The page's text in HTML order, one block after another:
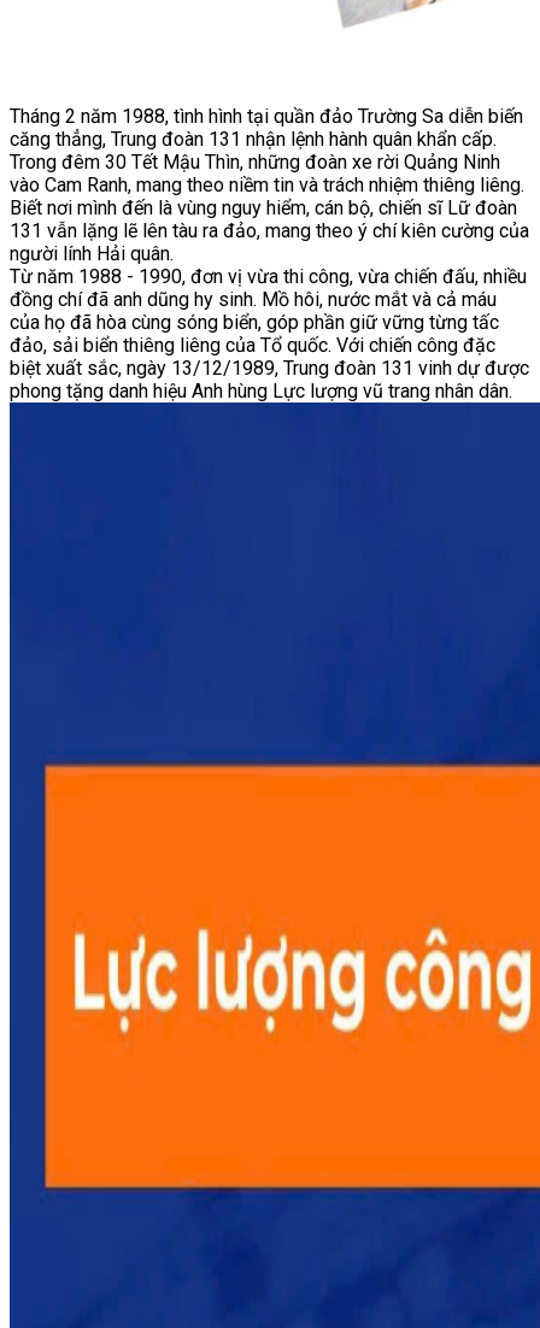
Tháng 2 năm 1988, tình hình tại quần đảo Trường Sa diễn biến
căng thẳng, Trung đoàn 131 nhận lệnh hành quân khẩn cấp.
Trong đêm 30 Tết Mậu Thìn, những đoàn xe rời Quảng Ninh
vào Cam Ranh, mang theo niềm tin và trách nhiệm thiêng liêng.
Biết nơi mình đến là vùng nguy hiểm, cán bộ, chiến sĩ Lữ đoàn
131 vẫn lặng lẽ lên tàu ra đảo, mang theo ý chí kiên cường của
người lính Hải quân.
Từ năm 1988 - 1990, đơn vị vừa thi công, vừa chiến đấu, nhiều
đồng chí đã anh dũng hy sinh. Mồ hôi, nước mắt và cả máu
của họ đã hòa cùng sóng biển, góp phần giữ vững từng tấc
đảo, sải biển thiêng liêng của Tổ quốc. Với chiến công đặc
biệt xuất sắc, ngày 13/12/1989, Trung đoàn 131 vinh dự được
phong tặng danh hiệu Anh hùng Lực lượng vũ trang nhân dân.